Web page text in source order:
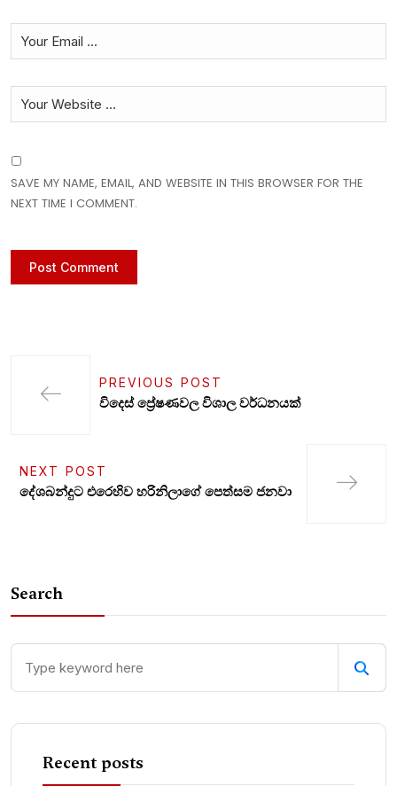
SAVE MY NAME, EMAIL, AND WEBSITE IN THIS BROWSER FOR THE
NEXT TIME I COMMENT.
PREVIOUS POST
විදෙ­ස් ප්‍රේෂ­ණ­වල විශාල වර්ධ­න­යක්
NEXT POST
දේශබන්දුට එරෙහිව හරිනිලාගේ පෙත්සම ජනවා
Search
Recent posts